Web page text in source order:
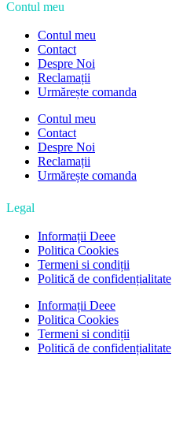
Contul meu
Contul meu
Contact
Despre Noi
Reclamații
Urmărește comanda
Contul meu
Contact
Despre Noi
Reclamații
Urmărește comanda
Legal
Informații Deee
Politica Cookies
Termeni si condiții
Politică de confidențialitate
Informații Deee
Politica Cookies
Termeni si condiții
Politică de confidențialitate